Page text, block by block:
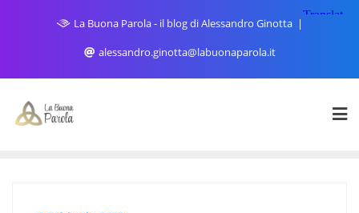
La Buona Parola - il blog di Alessandro Ginotta
alessandro.ginotta@labuonaparola.it